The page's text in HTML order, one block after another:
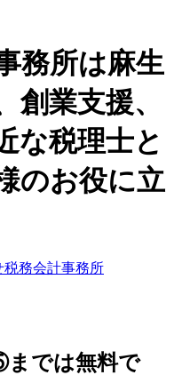
務所は麻生
創業支援、
な税理士と
のお役に立
事務所
では無料で